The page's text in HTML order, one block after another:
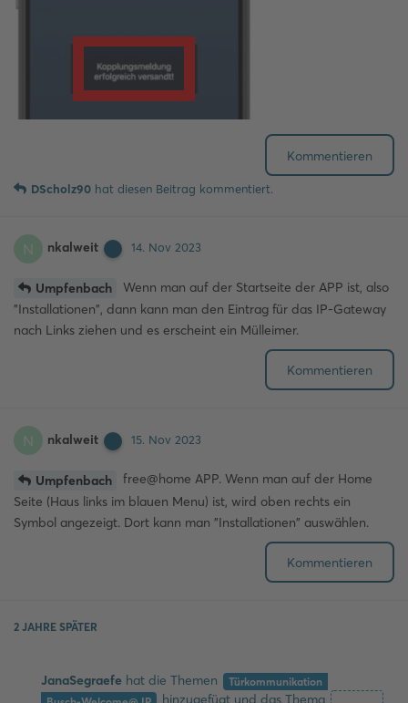
Kommentieren
DScholz90 hat diesen Beitrag kommentiert.
N nkalweit 14. Nov 2023
Umpfenbach
Wenn man auf der Startseite der APP ist, also
"Installationen", dann kann man den Eintrag für das IP-Gateway
nach Links ziehen und es erscheint ein Mülleimer.
Kommentieren
N nkalweit 15. Nov 2023
Umpfenbach
free@home APP. Wenn man auf der Home
Seite (Haus links im blauen Menu) ist, wird oben rechts ein
Symbol angezeigt. Dort kann man "Installationen" auswählen.
Kommentieren
2 JAHRE SPÄTER
JanaSegraefe hat die Themen
Türkommunikation